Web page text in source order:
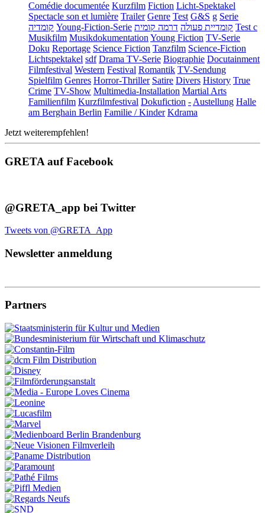
Comédie documentée Kurzfilm Fiction Licht-Spektakel
Spectacle son et lumière Trailer Genre Test G&S g Serie
קומדיה Young-Fiction-Serie קומדיית פעולה דרמה קומית
Test c
Musikfilm Musikdokumentation Young Fiction TV-Serie
Doku Reportage Science Fiction Tanzfilm Science-Fiction
Lichtspektakel sdf Drama TV-Serie Biographie Docutainment
Filmfestival Western Festival Romantik TV-Sendung
Spielfilm Genres Horror-Thriller Satire Divers History True
Crime TV-Show Multimedia-Installation Martial Arts
Familienfilm Kurzfilmfestival Dokufiction - Austellung Halle
am Berghain Berlin Familie / Kinder Kdrama
Jetzt weiterempfehlen!
GRETA auf Facebook
@GRETA_app bei Twitter
Tweets von @GRETA_App
Newsletter anmeldung
Partners